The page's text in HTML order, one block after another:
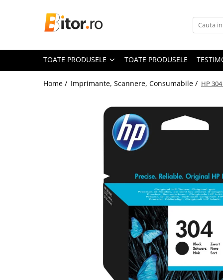
Toate Produsele
Laptop-uri Gaming
Imprimante & Multifuncționale
TOATE PRODUSELE TOATE PRODUSELE
Home / Imprimante, Scannere, Consumabile / HP